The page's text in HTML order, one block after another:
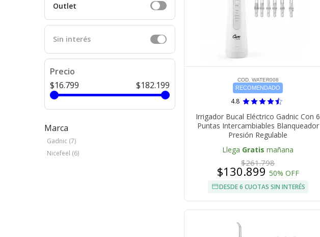
Outlet
Sin interés
Precio
$16.799
$182.199
Marca
Gadnic (7)
Nicefeel (6)
COD. WATER008
RECOMENDADO
4.8
Irrigador Bucal Eléctrico Gadnic Con 6
Puntas Intercambiables Blanqueador
Presión Regulable
Llega Gratis mañana
$261.798
$130.899 50% OFF
DESDE 6 CUOTAS SIN INTERÉS